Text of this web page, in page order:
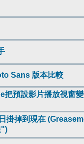
Sans 版本比較
把預設影片播放視窗
掛掉到現在
")